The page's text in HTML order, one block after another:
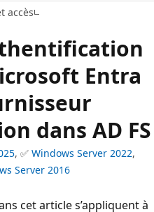
accès
Entra
dans AD FS
, ✅ Windows Server 2022,
Server 2016
cet article s’appliquent à